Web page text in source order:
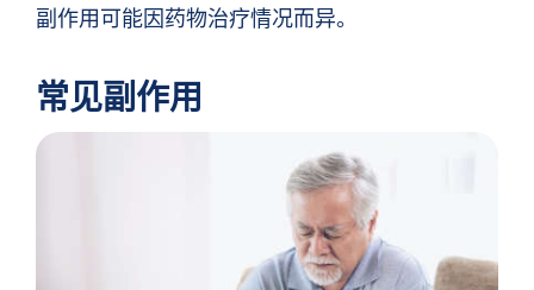
副作用可能因药物治疗情况而异。
常见副作用